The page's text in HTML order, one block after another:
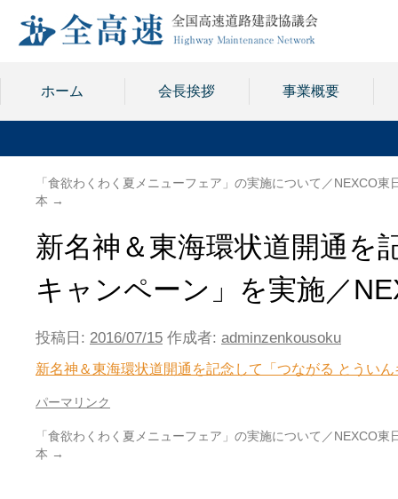
ホーム 会長挨拶 事業概要
「食欲わくわく夏メニューフェア」の実施について／NEXCO東
本 →
新名神＆東海環状道開通を
キャンペーン」を実施／
投稿日: 2016/07/15 作成者: adminzenkousoku
新名神＆東海環状道開通を記念して「つながる とうい
パーマリンク
「食欲わくわく夏メニューフェア」の実施について／NEXCO東
本 →